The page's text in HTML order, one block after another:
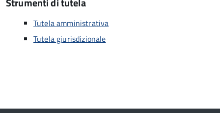
Tutela amministrativa
Tutela giurisdizionale